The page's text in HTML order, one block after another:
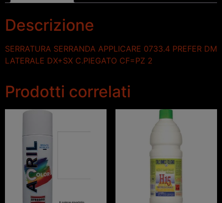
Descrizione
SERRATURA SERRANDA APPLICARE 0733.4 PREFER DM
LATERALE DX+SX C.PIEGATO CF=PZ 2
Prodotti correlati